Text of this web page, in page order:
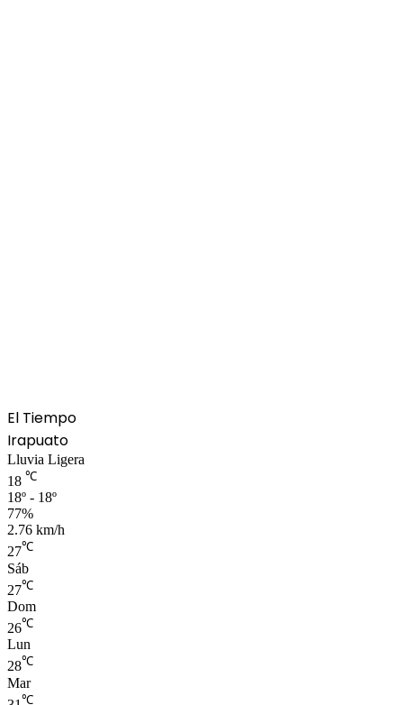
El Tiempo
Irapuato
Lluvia Ligera
18 ℃
18º - 18º
77%
2.76 km/h
27℃
Sáb
27℃
Dom
26℃
Lun
28℃
Mar
℃